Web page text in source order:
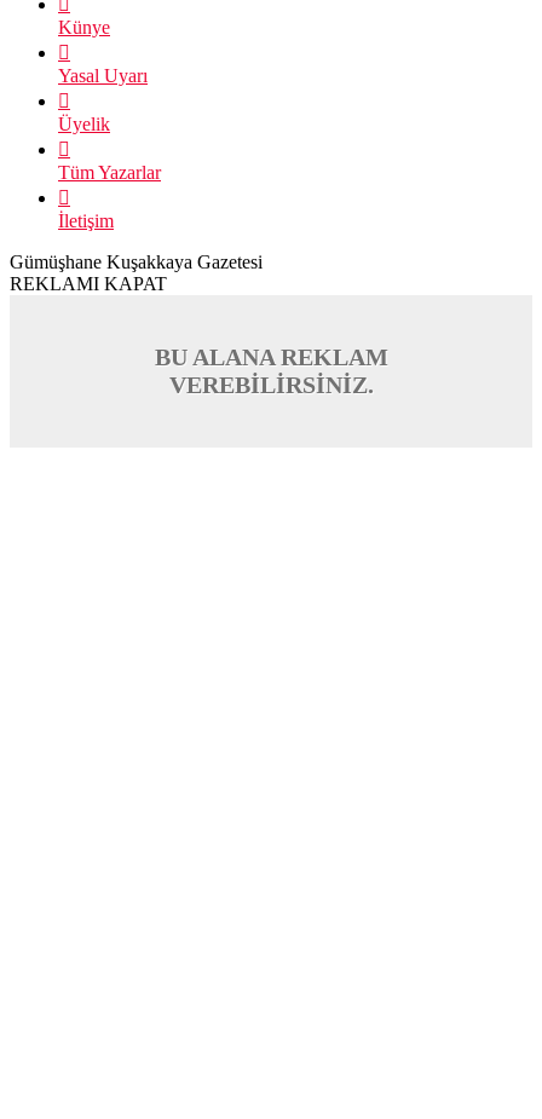
Künye
Yasal Uyarı
Üyelik
Tüm Yazarlar
İletişim
Gümüşhane Kuşakkaya Gazetesi
REKLAMI KAPAT
BU ALANA REKLAM
VEREBİLİRSİNİZ.